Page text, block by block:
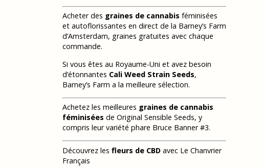
Acheter des graines de cannabis féminisées
et autoflorissantes en direct de la Barney’s Farm
d’Amsterdam, graines gratuites avec chaque
commande.
Si vous êtes au Royaume-Uni et avez besoin
d’étonnantes Cali Weed Strain Seeds,
Barney’s Farm a la meilleure sélection.
Achetez les meilleures graines de cannabis
féminisées de Original Sensible Seeds, y
compris leur variété phare Bruce Banner #3.
Découvrez les fleurs de CBD avec Le Chanvrier
Français